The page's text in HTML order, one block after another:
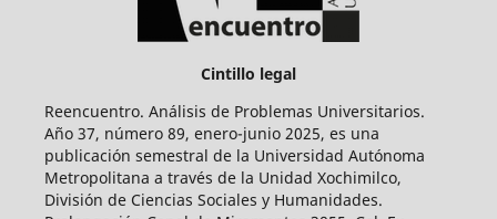
Cintillo legal
Reencuentro. Análisis de Problemas Universitarios.
Año 37, número 89, enero-junio 2025, es una
publicación semestral de la Universidad Autónoma
Metropolitana a través de la Unidad Xochimilco,
División de Ciencias Sociales y Humanidades.